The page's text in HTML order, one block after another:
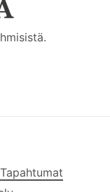
Tapahtumat